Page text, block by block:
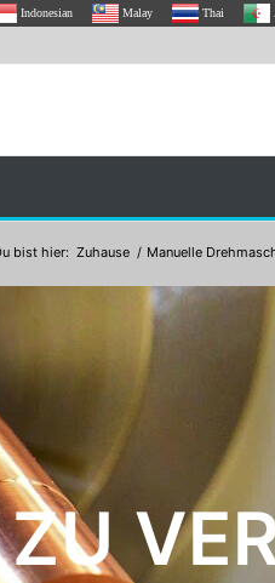
Indonesian Malay Thai
bist hier: Zuhause /. Manuelle